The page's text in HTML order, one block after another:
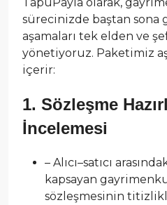
sürecinizde baştan sona
aşamaları tek elden ve
yönetiyoruz. Paketimiz
içerir:
1. Sözleşme
İncelemesi
– Alıcı–satıcı
kapsayan
sözleşmesinin